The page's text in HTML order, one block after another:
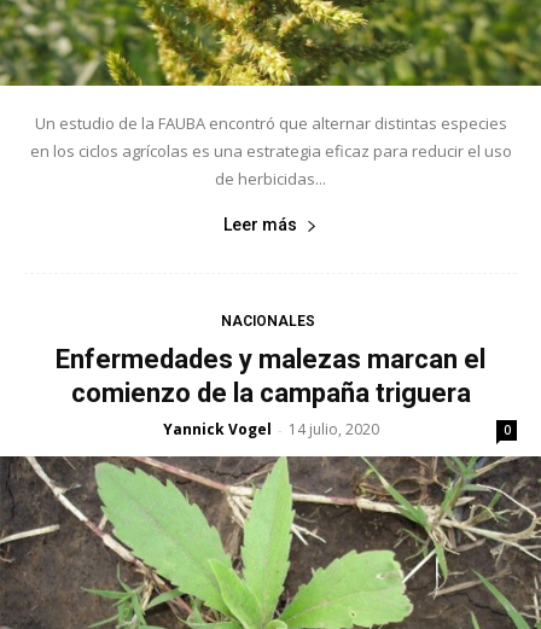
Un estudio de la FAUBA encontró que alternar distintas especies
en los ciclos agrícolas es una estrategia eficaz para reducir el uso
de herbicidas...
Leer más
NACIONALES
Enfermedades y malezas marcan el
comienzo de la campaña triguera
Yannick Vogel - 14 julio, 2020 0